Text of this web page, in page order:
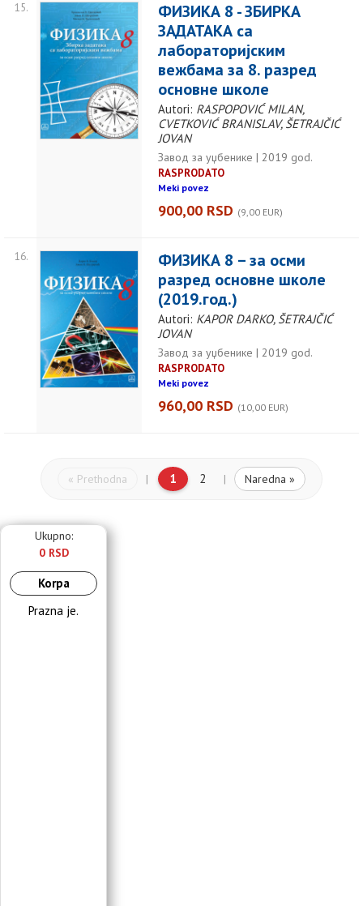
15.
ФИЗИКА 8 - ЗБИРКА
ЗАДАТАКА са
лабораторијским
вежбама за 8. разред
основне школе
Autori: RASPOPOVIĆ MILAN,
CVETKOVIĆ BRANISLAV, ŠETRAJČIĆ
JOVAN
Завод за уџбенике | 2019 god.
RASPRODATO
Meki povez
900,00 RSD (9,00 EUR)
16.
ФИЗИКА 8 – за осми
разред основне школе
(2019.год.)
Autori: KAPOR DARKO, ŠETRAJČIĆ
JOVAN
Завод за уџбенике | 2019 god.
RASPRODATO
Meki povez
960,00 RSD (10,00 EUR)
« Prethodna | 1 2 | Naredna »
Ukupno:
0 RSD
Korpa
Prazna je.